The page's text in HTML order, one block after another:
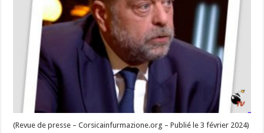
–
Action
contre
la
résidence
secondaire
du
Ministre
de
la
Justice
pour
dénoncer
la
répression
coloniale
–
(Revue de presse – Corsicainfurmazione.org – Publié le 3 février 2024)